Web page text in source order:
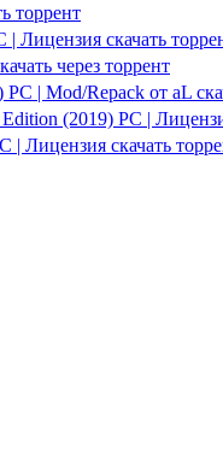
торрент
Лицензия скачать
через торрент
| Mod/Repack от aL
(2019) PC |
| Лицензия скачать